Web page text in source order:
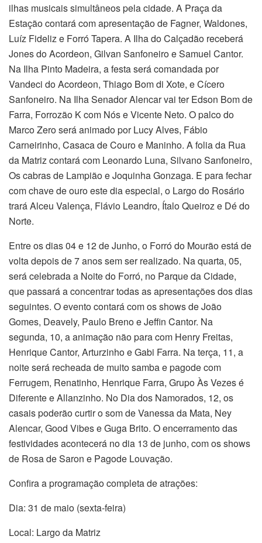
ilhas musicais simultâneos pela cidade. A Praça da
Estação contará com apresentação de Fagner, Waldones,
Luíz Fideliz e Forró Tapera. A Ilha do Calçadão receberá
Jones do Acordeon, Gilvan Sanfoneiro e Samuel Cantor.
Na Ilha Pinto Madeira, a festa será comandada por
Vandeci do Acordeon, Thiago Bom di Xote, e Cícero
Sanfoneiro. Na Ilha Senador Alencar vai ter Edson Bom de
Farra, Forrozão K com Nós e Vicente Neto. O palco do
Marco Zero será animado por Lucy Alves, Fábio
Carneirinho, Casaca de Couro e Maninho. A folia da Rua
da Matriz contará com Leonardo Luna, Silvano Sanfoneiro,
Os cabras de Lampião e Joquinha Gonzaga. E para fechar
com chave de ouro este dia especial, o Largo do Rosário
trará Alceu Valença, Flávio Leandro, Ítalo Queiroz e Dé do
Norte.
Entre os dias 04 e 12 de Junho, o Forró do Mourão está de
volta depois de 7 anos sem ser realizado. Na quarta, 05,
será celebrada a Noite do Forró, no Parque da Cidade,
que passará a concentrar todas as apresentações dos dias
seguintes. O evento contará com os shows de João
Gomes, Deavely, Paulo Breno e Jeffin Cantor. Na
segunda, 10, a animação não para com Henry Freitas,
Henrique Cantor, Arturzinho e Gabi Farra. Na terça, 11, a
noite será recheada de muito samba e pagode com
Ferrugem, Renatinho, Henrique Farra, Grupo Às Vezes é
Diferente e Allanzinho. No Dia dos Namorados, 12, os
casais poderão curtir o som de Vanessa da Mata, Ney
Alencar, Good Vibes e Guga Brito. O encerramento das
festividades acontecerá no dia 13 de junho, com os shows
de Rosa de Saron e Pagode Louvação.
Confira a programação completa de atrações:
Dia: 31 de maio (sexta-feira)
Local: Largo da Matriz